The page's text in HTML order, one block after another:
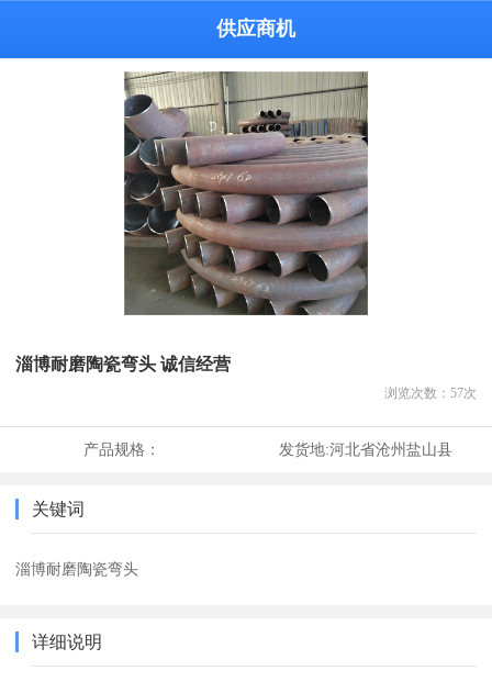
供应商机
淄博耐磨陶瓷弯头 诚信经营
浏览次数： 57次
产品规格： 发货地:河北省沧州盐山县
关键词
淄博耐磨陶瓷弯头
详细说明